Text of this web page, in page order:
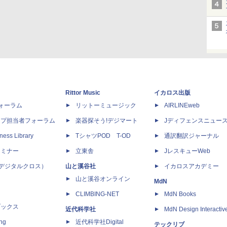
ーラム
担当者フォーラム
Library
ナー
ジタルクロス）
クス
Rittor Music
リットーミュージック
楽器探そう!デジマート
TシャツPOD T-OD
立東舎
山と溪谷社
山と溪谷オンライン
CLIMBING-NET
近代科学社
近代科学社Digital
イカロス出版
AIRLINEweb
Jディフェンスニュー
通訳翻訳ジャーナル
JレスキューWeb
イカロスアカデミー
MdN
MdN Books
MdN Design
テックリブ